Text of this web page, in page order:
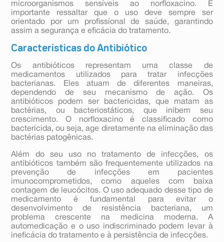
microorganismos sensíveis ao norfloxacino. É
importante ressaltar que o uso deve sempre ser
orientado por um profissional de saúde, garantindo
assim a segurança e eficácia do tratamento.
Características do Antibiótico
Os antibióticos representam uma classe de
medicamentos utilizados para tratar infecções
bacterianas. Eles atuam de diferentes maneiras,
dependendo de seu mecanismo de ação. Os
antibióticos podem ser bactericidas, que matam as
bactérias, ou bacteriostáticos, que inibem seu
crescimento. O norfloxacino é classificado como
bactericida, ou seja, age diretamente na eliminação das
bactérias patogênicas.
Além do seu uso no tratamento de infecções, os
antibióticos também são frequentemente utilizados na
prevenção de infecções em pacientes
imunocomprometidos, como aqueles com baixa
contagem de leucócitos. O uso adequado desse tipo de
medicamento é fundamental para evitar o
desenvolvimento de resistência bacteriana, um
problema crescente na medicina moderna. A
automedicação e o uso indiscriminado podem levar à
ineficácia do tratamento e à persistência de infecções.